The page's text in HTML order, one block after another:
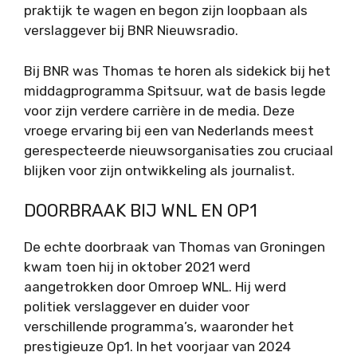
praktijk te wagen en begon zijn loopbaan als
verslaggever bij BNR Nieuwsradio.
Bij BNR was Thomas te horen als sidekick bij het
middagprogramma Spitsuur, wat de basis legde
voor zijn verdere carrière in de media. Deze
vroege ervaring bij een van Nederlands meest
gerespecteerde nieuwsorganisaties zou cruciaal
blijken voor zijn ontwikkeling als journalist.
DOORBRAAK BIJ WNL EN OP1
De echte doorbraak van Thomas van Groningen
kwam toen hij in oktober 2021 werd
aangetrokken door Omroep WNL. Hij werd
politiek verslaggever en duider voor
verschillende programma’s, waaronder het
prestigieuze Op1. In het voorjaar van 2024